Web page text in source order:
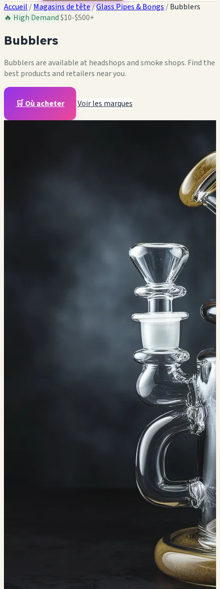
Accueil /Magasins de tête/Glass Pipes & Bongs /Bubblers
🔥 High Demand$10-$500+
Bubblers
Bubblers are available at headshops and smoke shops. Find the
best products and retailers near you.
🛒 Où acheter Voir les marques